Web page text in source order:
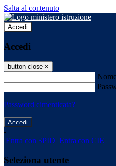
Salta al contenuto
Accedi
Accedi
button close ×
Password dimenticata?
-
Entra con SPID Entra con CIE
Seleziona utente